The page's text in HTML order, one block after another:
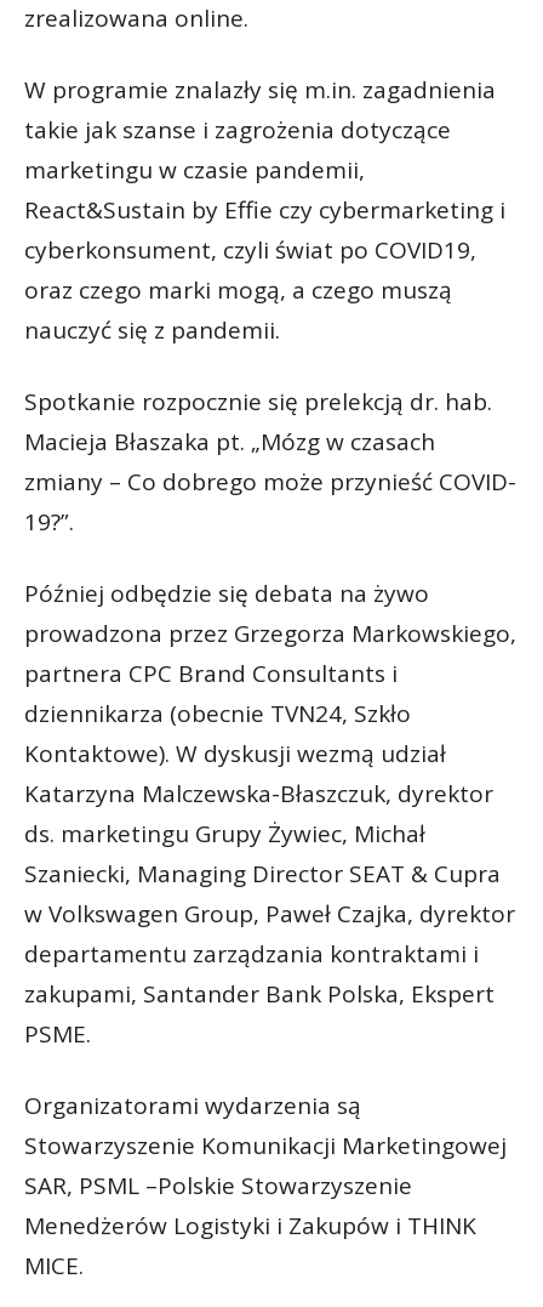
zrealizowana online.
W programie znalazły się m.in. zagadnienia
takie jak szanse i zagrożenia dotyczące
marketingu w czasie pandemii,
React&Sustain by Effie czy cybermarketing i
cyberkonsument, czyli świat po COVID19,
oraz czego marki mogą, a czego muszą
nauczyć się z pandemii.
Spotkanie rozpocznie się prelekcją dr. hab.
Macieja Błaszaka pt. „Mózg w czasach
zmiany – Co dobrego może przynieść COVID-
19?”.
Później odbędzie się debata na żywo
prowadzona przez Grzegorza Markowskiego,
partnera CPC Brand Consultants i
dziennikarza (obecnie TVN24, Szkło
Kontaktowe). W dyskusji wezmą udział
Katarzyna Malczewska-Błaszczuk, dyrektor
ds. marketingu Grupy Żywiec, Michał
Szaniecki, Managing Director SEAT & Cupra
w Volkswagen Group, Paweł Czajka, dyrektor
departamentu zarządzania kontraktami i
zakupami, Santander Bank Polska, Ekspert
PSME.
Organizatorami wydarzenia są
Stowarzyszenie Komunikacji Marketingowej
SAR, PSML –Polskie Stowarzyszenie
Menedżerów Logistyki i Zakupów i THINK
MICE.